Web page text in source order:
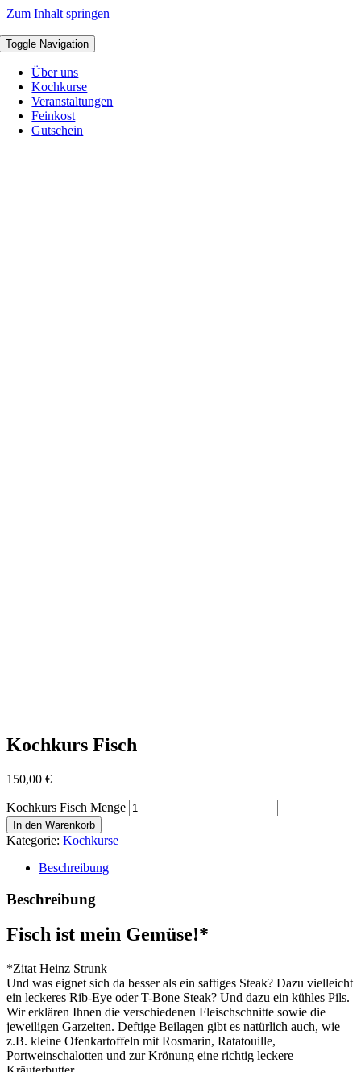
Zum Inhalt springen
Toggle Navigation
Über uns
Kochkurse
Veranstaltungen
Feinkost
Gutschein
Kochkurs Fisch
150,00 €
Kochkurs Fisch Menge
In den Warenkorb
Kategorie: Kochkurse
Beschreibung
Beschreibung
Fisch ist mein Gemüse!*
*Zitat Heinz Strunk
Und was eignet sich da besser als ein saftiges Steak? Dazu vielleicht
ein leckeres Rib-Eye oder T-Bone Steak? Und dazu ein kühles Pils.
Wir erklären Ihnen die verschiedenen Fleischschnitte sowie die
jeweiligen Garzeiten. Deftige Beilagen gibt es natürlich auch, wie
z.B. kleine Ofenkartoffeln mit Rosmarin, Ratatouille,
Portweinschalotten und zur Krönung eine richtig leckere